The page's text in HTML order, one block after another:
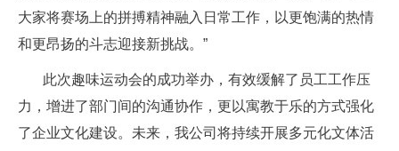
大家将赛场上的拼搏精神融入日常工作，以更饱满的热情
和更昂扬的斗志迎接新挑战。”
此次趣味运动会的成功举办，有效缓解了员工工作压
力，增进了部门间的沟通协作，更以寓教于乐的方式强化
了企业文化建设。未来，我公司将持续开展多元化文体活